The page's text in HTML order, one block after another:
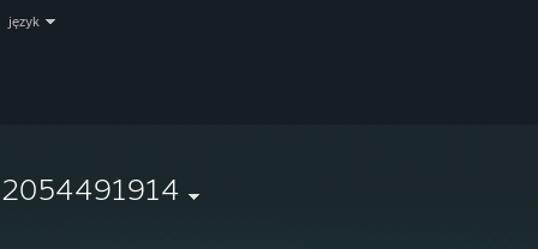
język
2054491914